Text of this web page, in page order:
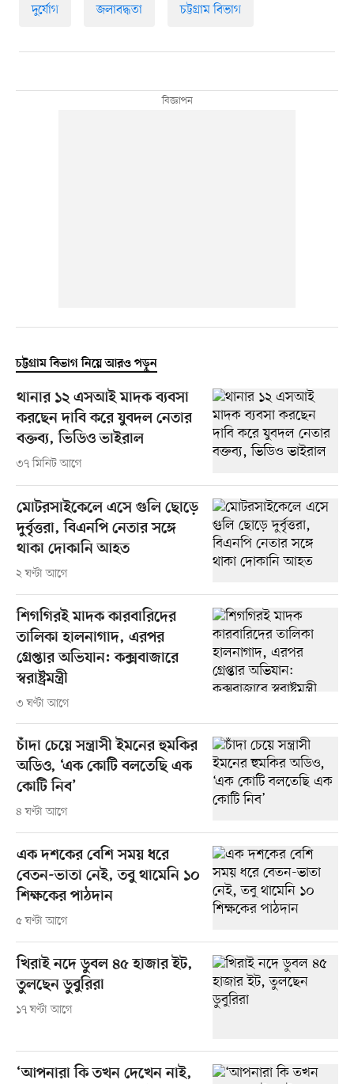
দুর্যোগ জলাবদ্ধতা চট্টগ্রাম বিভাগ
চট্টগ্রাম বিভাগ নিয়ে আরও পড়ুন
থানার ১২ এসআই মাদক ব্যবসা
করছেন দাবি করে যুবদল নেতার
বক্তব্য, ভিডিও ভাইরাল
৩৭ মিনিট আগে
মোটরসাইকেলে এসে গুলি ছোড়ে
দুর্বৃত্তরা, বিএনপি নেতার সঙ্গে
থাকা দোকানি আহত
২ ঘণ্টা আগে
শিগগিরই মাদক কারবারিদের
তালিকা হালনাগাদ, এরপর
গ্রেপ্তার অভিযান: কক্সবাজারে
স্বরাষ্ট্রমন্ত্রী
৩ ঘণ্টা আগে
চাঁদা চেয়ে সন্ত্রাসী ইমনের হুমকির
অডিও, ‘এক কোটি বলতেছি এক
কোটি নিব’
৪ ঘণ্টা আগে
এক দশকের বেশি সময় ধরে
বেতন-ভাতা নেই, তবু থামেনি ১০
শিক্ষকের পাঠদান
৫ ঘণ্টা আগে
খিরাই নদে ডুবল ৪৫ হাজার ইট,
তুলছেন ডুবুরিরা
১৭ ঘণ্টা আগে
‘আপনারা কি তখন দেখেন নাই,